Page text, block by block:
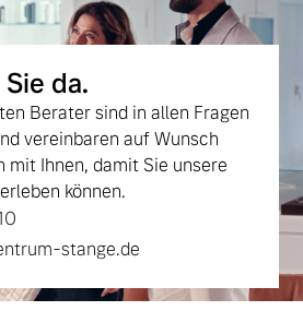
da.
Berater sind in allen Fragen
vereinbaren auf Wunsch
mit Ihnen, damit Sie unsere
können.
stange.de